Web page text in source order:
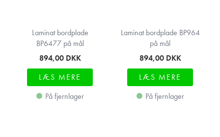
Laminat bordplade
BP6477 på mål
894,00 DKK
LÆS MERE
På fjernlager
Laminat bordplade BP964
på mål
894,00 DKK
LÆS MERE
På fjernlager